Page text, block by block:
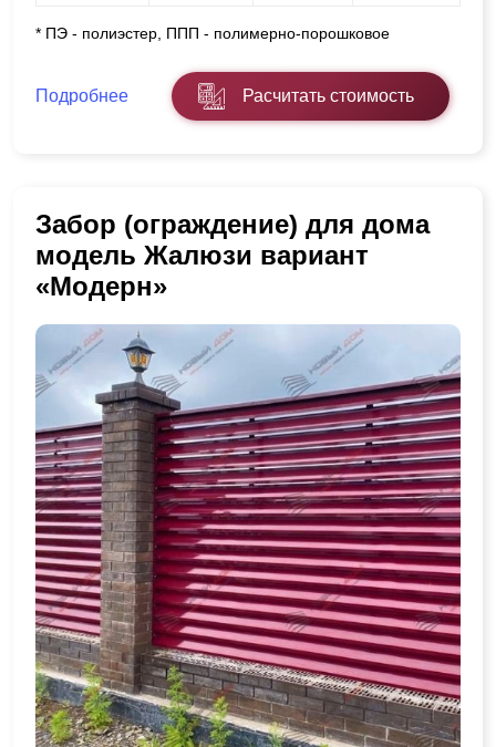
* ПЭ - полиэстер, ППП - полимерно-порошковое
Подробнее Расчитать стоимость
Забор (ограждение) для дома
модель Жалюзи вариант
«Модерн»